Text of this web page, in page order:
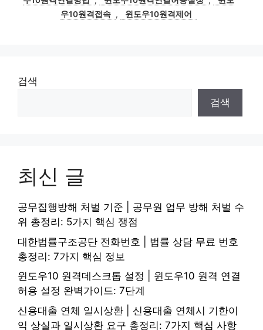
우10원격접속 , 윈도우10원격제어
검색
검색
최신 글
공무집행방해 처벌 기준 | 공무원 업무 방해 처벌 수
위 총정리: 5가지 핵심 쟁점
대한법률구조공단 전화번호 | 법률 상담 무료 번호
총정리: 7가지 핵심 정보
윈도우10 원격데스크톱 설정 | 윈도우10 원격 연결
허용 설정 완벽가이드: 7단계
신용대출 연체 일시상환 | 신용대출 연체시 기한이
익 상실과 일시상환 요구 총정리: 7가지 핵심 사항